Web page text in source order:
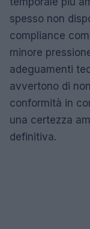
spesso non
compliance
minore
adeguamenti
avvertono di
conformità in
una certezza
definitiva.